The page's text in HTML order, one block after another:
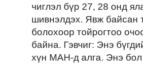
чиглэл бүр 27, 28 онд
шивнэлдэх. Явж байсан
болохоор тойрогтоо
байна. Гэвчиг: Энэ
хүн МАН-д алга. Энэ